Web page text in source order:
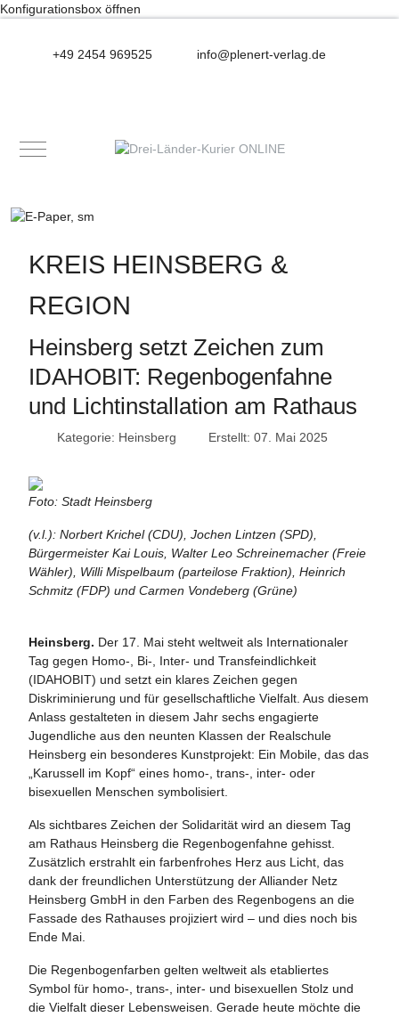
Konfigurationsbox öffnen
+49 2454 969525 info@plenert-verlag.de
Mobile Menu Toggle
KREIS HEINSBERG &
REGION
Heinsberg setzt Zeichen zum
IDAHOBIT: Regenbogenfahne
und Lichtinstallation am Rathaus
Kategorie: Heinsberg Erstellt: 07. Mai 2025
Foto: Stadt Heinsberg
(v.l.): Norbert Krichel (CDU), Jochen Lintzen (SPD),
Bürgermeister Kai Louis, Walter Leo Schreinemacher (Freie
Wähler), Willi Mispelbaum (parteilose Fraktion), Heinrich
Schmitz (FDP) und Carmen Vondeberg (Grüne)
Heinsberg. Der 17. Mai steht weltweit als Internationaler
Tag gegen Homo-, Bi-, Inter- und Transfeindlichkeit
(IDAHOBIT) und setzt ein klares Zeichen gegen
Diskriminierung und für gesellschaftliche Vielfalt. Aus diesem
Anlass gestalteten in diesem Jahr sechs engagierte
Jugendliche aus den neunten Klassen der Realschule
Heinsberg ein besonderes Kunstprojekt: Ein Mobile, das das
„Karussell im Kopf“ eines homo-, trans-, inter- oder
bisexuellen Menschen symbolisiert.
Als sichtbares Zeichen der Solidarität wird an diesem Tag
am Rathaus Heinsberg die Regenbogenfahne gehisst.
Zusätzlich erstrahlt ein farbenfrohes Herz aus Licht, das
dank der freundlichen Unterstützung der Alliander Netz
Heinsberg GmbH in den Farben des Regenbogens an die
Fassade des Rathauses projiziert wird – und dies noch bis
Ende Mai.
Die Regenbogenfarben gelten weltweit als etabliertes
Symbol für homo-, trans-, inter- und bisexuellen Stolz und
die Vielfalt dieser Lebensweisen. Gerade heute möchte die